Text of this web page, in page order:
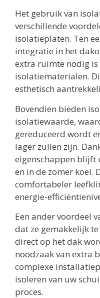
Het gebruik van
verschillende
isolatieplaten. Ten
integratie in het
extra ruimte nodig is
isolatiematerialen.
esthetisch
Bovendien bieden
isolatiewaarde,
gereduceerd wordt
lager zullen zijn.
eigenschappen blijft
en in de zomer koel.
comfortabeler
energie-
Een ander voordeel
dat ze gemakkelijk
direct op het dak
noodzaak van extra
complexe
isoleren van uw
proces.